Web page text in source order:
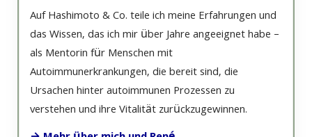
Auf Hashimoto & Co. teile ich meine Erfahrungen und
das Wissen, das ich mir über Jahre angeeignet habe –
als Mentorin für Menschen mit
Autoimmunerkrankungen, die bereit sind, die
Ursachen hinter autoimmunen Prozessen zu
verstehen und ihre Vitalität zurückzugewinnen.